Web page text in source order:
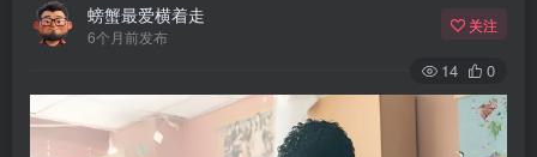
螃蟹最爱横着走
6个月前发布
关注
14 0